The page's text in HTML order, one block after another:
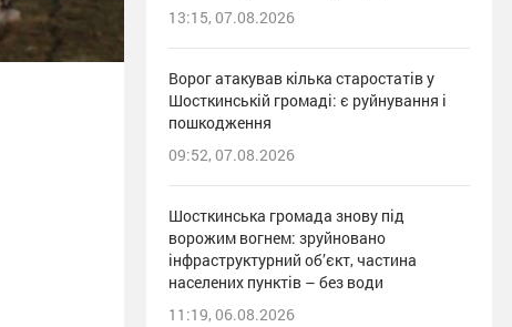
13:15, 07.08.2026
Ворог атакував кілька старостатів у
Шосткинській громаді: є руйнування і
пошкодження
09:52, 07.08.2026
Шосткинська громада знову під
ворожим вогнем: зруйновано
інфраструктурний об’єкт, частина
населених пунктів – без води
11:19, 06.08.2026